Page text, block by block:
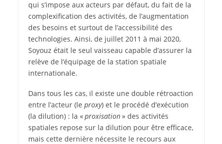
qui s’impose aux acteurs par défaut, du fait de la
complexification des activités, de l’augmentation
des besoins et surtout de l’accessibilité des
technologies. Ainsi, de juillet 2011 à mai 2020,
Soyouz était le seul vaisseau capable d’assurer la
relève de l’équipage de la station spatiale
internationale.
Dans tous les cas, il existe une double rétroaction
entre l’acteur (le proxy) et le procédé d’exécution
(la dilution) : la «proxisation» des activités
spatiales repose sur la dilution pour être efficace,
mais cette dernière nécessite le recours aux